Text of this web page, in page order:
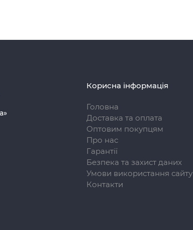
Корисна інформація
Головна
Доставка та оплата
Оптовим покупцям
Про нас
Гарантії
Безпека та захист даних
Умови використання сайту
Контакти